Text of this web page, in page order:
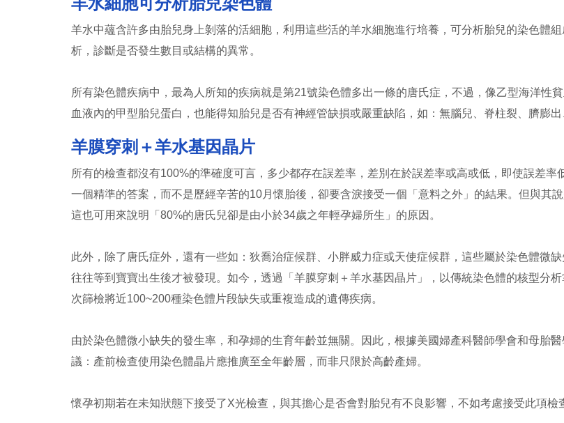
羊水中蘊含許多由胎兒身上剝落的活細胞，利用這些活的羊水細胞進行培養，可分析胎兒的染色體
析，診斷是否發生數目或結構的異常。
所有染色體疾病中，最為人所知的疾病就是第21號染色體多出一條的唐氏症，不過，像乙型海洋性
血液內的甲型胎兒蛋白，也能得知胎兒是否有神經管缺損或嚴重缺陷，如：無腦兒、脊柱裂、臍膨出
羊膜穿刺＋羊水基因晶片
所有的檢查都沒有100%的準確度可言，多少都存在誤差率，差別在於誤差率或高或低，即使誤差
一個精準的答案，而不是歷經辛苦的10月懷胎後，卻要含淚接受一個「意料之外」的結果。但與其
這也可用來說明「80%的唐氏兒卻是由小於34歲之年輕孕婦所生」的原因。
此外，除了唐氏症外，還有一些如：狄喬治症候群、小胖威力症或天使症候群，這些屬於染色體微
往往等到寶寶出生後才被發現。如今，透過「羊膜穿刺＋羊水基因晶片」，以傳統染色體的核型分
次篩檢將近100~200種染色體片段缺失或重複造成的遺傳疾病。
由於染色體微小缺失的發生率，和孕婦的生育年齡並無關。因此，根據美國婦產科醫師學會和母胎
議：產前檢查使用染色體晶片應推廣至全年齡層，而非只限於高齡產婦。
懷孕初期若在未知狀態下接受了X光檢查，與其擔心是否會對胎兒有不良影響，不如考慮接受此項檢